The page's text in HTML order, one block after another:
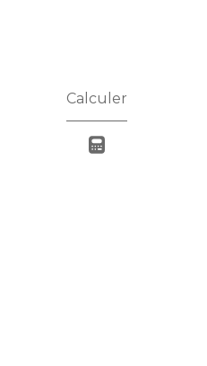
Calculer